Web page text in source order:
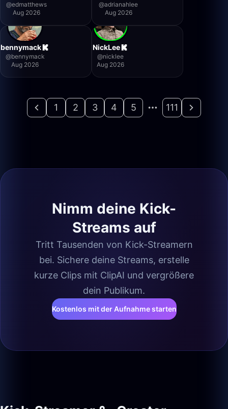
@edmatthews
Aug 2026
@adrianahlee
Aug 2026
bennymack
@bennymack
Aug 2026
NickLee
@nicklee
Aug 2026
1 2 3 4 5 111
Nimm deine Kick-
Streams auf
Tritt Tausenden von Kick-Streamern
bei. Sichere deine Streams, erstelle
kurze Clips mit ClipAI und vergrößere
dein Publikum.
Kostenlos mit der Aufnahme starten